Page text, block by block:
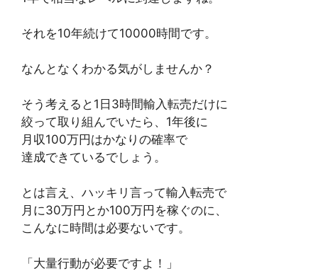
それを10年続けて10000時間です。
なんとなくわかる気がしませんか？
そう考えると1日3時間輸入転売だけに
絞って取り組んでいたら、1年後に
月収100万円はかなりの確率で
達成できているでしょう。
とは言え、ハッキリ言って輸入転売で
月に30万円とか100万円を稼ぐのに、
こんなに時間は必要ないです。
「大量行動が必要ですよ！」